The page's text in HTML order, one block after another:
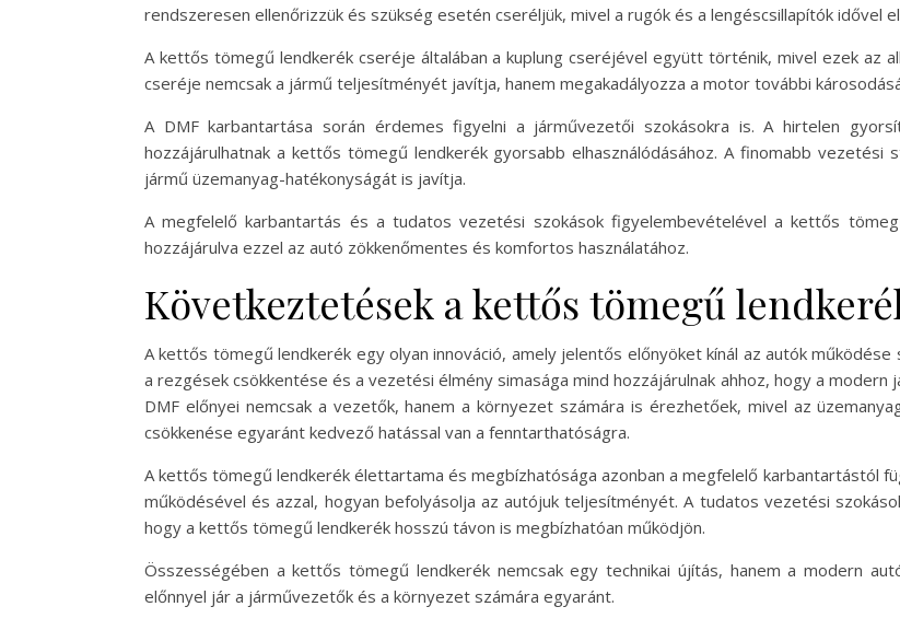
rendszeresen ellenőrizzük és szükség esetén cseréljük, mivel a rugók és a lengéscsillapítók idővel
A kettős tömegű lendkerék cseréje általában a kuplung cseréjével együtt történik, mivel ezek az
cseréje nemcsak a jármű teljesítményét javítja, hanem megakadályozza a motor további
A DMF karbantartása során érdemes figyelni a járművezetői szokásokra is. A hirtelen
hozzájárulhatnak a kettős tömegű lendkerék gyorsabb elhasználódásához. A finomabb vezetési
jármű üzemanyag-hatékonyságát is javítja.
A megfelelő karbantartás és a tudatos vezetési szokások figyelembevételével a kettős
hozzájárulva ezzel az autó zökkenőmentes és komfortos használatához.
Következtetések a kettős tömegű
A kettős tömegű lendkerék egy olyan innováció, amely jelentős előnyöket kínál az autók
a rezgések csökkentése és a vezetési élmény simasága mind hozzájárulnak ahhoz, hogy a
DMF előnyei nemcsak a vezetők, hanem a környezet számára is érezhetőek, mivel az
csökkenése egyaránt kedvező hatással van a fenntarthatóságra.
A kettős tömegű lendkerék élettartama és megbízhatósága azonban a megfelelő karbantartástól
működésével és azzal, hogyan befolyásolja az autójuk teljesítményét. A tudatos vezetési
hogy a kettős tömegű lendkerék hosszú távon is megbízhatóan működjön.
Összességében a kettős tömegű lendkerék nemcsak egy technikai újítás, hanem a modern
előnnyel jár a járművezetők és a környezet számára egyaránt.